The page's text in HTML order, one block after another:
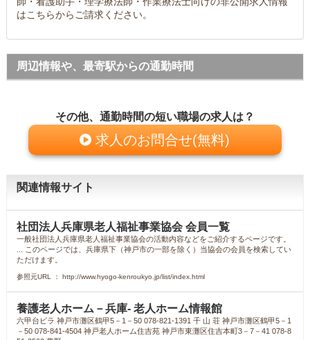
はこちらからご請求ください。
周辺情報や、最寄駅からの通勤時間
その他、通勤時間の短い職場の求人は？
求人のお問合せ(無料)
関連情報サイト
社団法人兵庫県老人福祉事業協会 会員一覧
一般社団法人兵庫県老人福祉事業協会の活動内容などをご紹介するページです。
... このページでは、兵庫県下（神戸市の一部を除く）当協会の会員を検索してい
ただけます。
参照元URL ： http://www.hyogo-kenroukyo.jp/list/index.html
養護老人ホーム－兵庫- 老人ホーム情報館
六甲台ビラ 神戸市灘区鶴甲5－1－50 078-821-1391 千 山 荘 神戸市灘区鶴甲5－1
－50 078-841-4504 神戸老人ホーム住吉苑 神戸市東灘区住吉本町3－7－41 078-8